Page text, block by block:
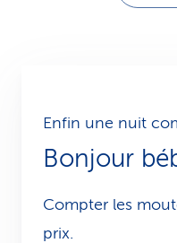
Enfin une nuit
Bonjour
Compter les
prix.